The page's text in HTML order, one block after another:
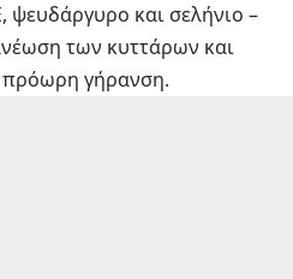
ψευδάργυρο και σελήνιο –
των κυττάρων και
γήρανση.